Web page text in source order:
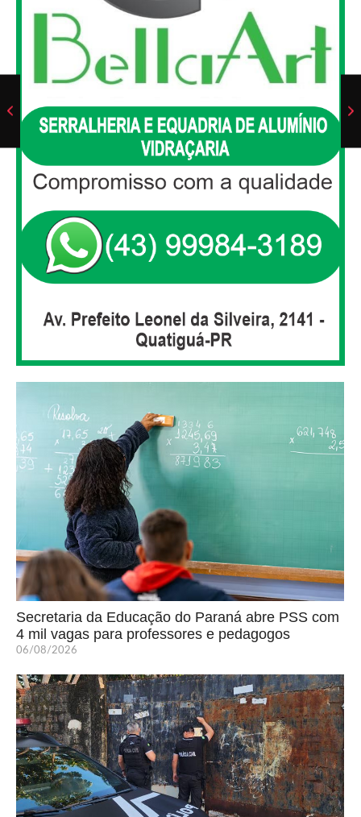
Secretaria da Educação do Paraná abre PSS com
4 mil vagas para professores e pedagogos
06/08/2026